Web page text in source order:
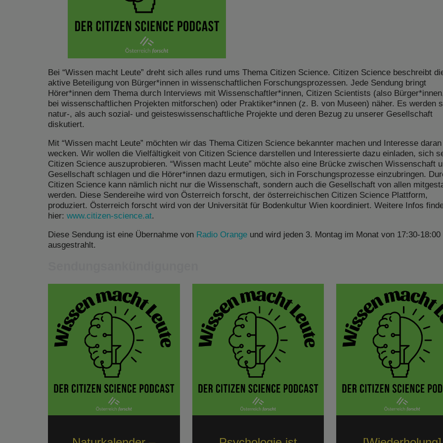
Bei “Wissen macht Leute” dreht sich alles rund ums Thema Citizen Science. Citizen Science beschreibt
aktive Beteiligung von Bürger*innen in wissenschaftlichen Forschungsprozessen. Jede Sendung bringt
Hörer*innen dem Thema durch Interviews mit Wissenschaftler*innen, Citizen Scientists (also
bei wissenschaftlichen Projekten mitforschen) oder Praktiker*innen (z. B. von Museen) näher. Es werden
natur-, als auch sozial- und geisteswissenschaftliche Projekte und deren Bezug zu unserer Gesellschaft
diskutiert.
Mit “Wissen macht Leute” möchten wir das Thema Citizen Science bekannter machen und Interesse daran
wecken. Wir wollen die Vielfältigkeit von Citizen Science darstellen und Interessierte dazu einladen, sich
Citizen Science auszuprobieren. “Wissen macht Leute” möchte also eine Brücke zwischen Wissenschaft
Gesellschaft schlagen und die Hörer*innen dazu ermutigen, sich in Forschungsprozesse einzubringen.
Citizen Science kann nämlich nicht nur die Wissenschaft, sondern auch die Gesellschaft von allen
werden. Diese Sendereihe wird von Österreich forscht, der österreichischen Citizen Science Plattform,
produziert. Österreich forscht wird von der Universität für Bodenkultur Wien koordiniert. Weitere Infos
hier: www.citizen-science.at.
Diese Sendung ist eine Übernahme von Radio Orange und wird jeden 3. Montag im Monat von 17:30-18:00
ausgestrahlt.